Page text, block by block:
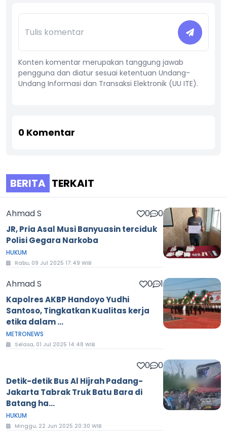
Konten komentar merupakan tanggung jawab
pengguna dan diatur sesuai ketentuan Undang-
Undang Informasi dan Transaksi Elektronik (UU ITE).
0 Komentar
BERITA TERKAIT
Ahmad S 0 0
JR, Pria Asal Musi Banyuasin terciduk
Polisi Gegara Narkoba
HUKUM
Rabu, 09 Jul 2025 17:49 WIB
Ahmad S 0 1
Kapolres AKBP Handoyo Yudhi
Santoso, Tingkatkan Kualitas kerja
etika dalam ...
METRONEWS
Selasa, 01 Jul 2025 14:48 WIB
0 0
Detik-detik Bus Al Hijrah Padang-
Jakarta Tabrak Truk Batu Bara di
Batang ha...
HUKUM
Minggu, 22 Jun 2025 20:30 WIB